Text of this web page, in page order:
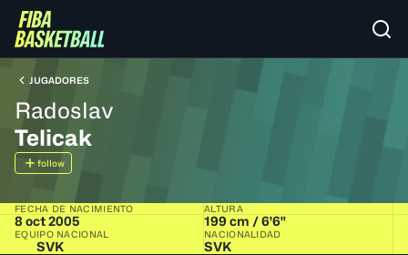
JUGADORES
Radoslav
Telicak
follow
FECHA DE NACIMIENTO
8 oct 2005
ALTURA
199 cm / 6'6"
EQUIPO NACIONAL
SVK
NACIONALIDAD
SVK